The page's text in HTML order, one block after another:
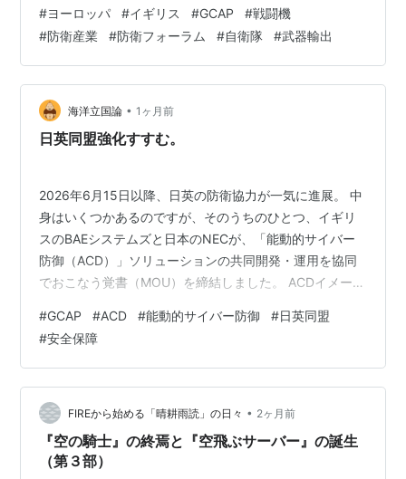
年までの開発契約を延長することが出来たとのこと。 イ
ギリス、フランス、ドイツ、イタリア、ポーランドのＥ
５首脳会議はスターマー首相最後の外遊となるもよう。
イギリスの国防予算は４月までにイギリス議会を通過さ
せることができず、結果、ＧＣＡＰ戦闘機も暫定予算に
より計画を崩壊させない程度に維持していました…
#ヨーロッパ #イギリス #GCAP #戦闘機
#防衛産業 #防衛フォーラム #自衛隊 #武器輸出
海洋立国論 • 1ヶ月前
日英同盟強化すすむ。
2026年6月15日以降、日英の防衛協力が一気に進展。 中
身はいくつかあるのですが、そのうちのひとつ、イギリ
スのBAEシステムズと日本のNECが、「能動的サイバー
防御（ACD）」ソリューションの共同開発・運用を協同
でおこなう覚書（MOU）を締結しました。 ACDイメージ
戦略サイバーパートナーシップ」を起点として、6月14日
のロンドンでの日英首脳会談後「日英フロンティア・テ
クノロジー・パートナーシップ」を発表し協力強化を確
認しました。 単なる、防衛協力みたいな近視眼的な視点
で見るのは誤りです。 ACDは双方の人材が結集すること
で、高度なサ…
#GCAP #ACD #能動的サイバー防御 #日英同盟
#安全保障
FIREから始める「晴耕雨読」の日々 • 2ヶ月前
『空の騎士』の終焉と『空飛ぶサーバー』の誕生
（第３部）